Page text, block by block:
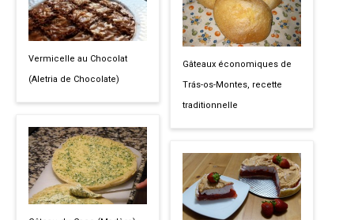
Vermicelle au Chocolat
(Aletria de Chocolate)
Gâteaux économiques de
Trás-os-Montes, recette
traditionnelle